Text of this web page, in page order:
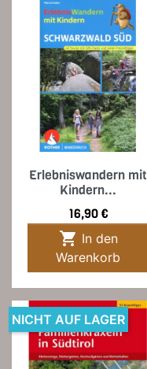
Erlebniswandern mit
Kindern...
Preis
16,90 €

Warenkorb
NICHT AUF LAGER